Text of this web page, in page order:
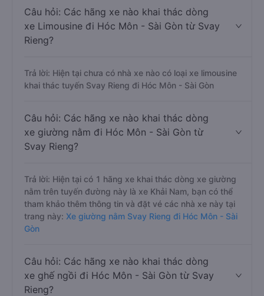
Câu hỏi: Các hãng xe nào khai thác dòng
xe Limousine đi Hóc Môn - Sài Gòn từ Svay
Rieng?
Trả lời: Hiện tại chưa có nhà xe nào có loại xe limousine
khai thác tuyến Svay Rieng đi Hóc Môn - Sài Gòn
Câu hỏi: Các hãng xe nào khai thác dòng
xe giường nằm đi Hóc Môn - Sài Gòn từ
Svay Rieng?
Trả lời: Hiện tại có 1 hãng xe khai thác dòng xe giường
nằm trên tuyến đường này là xe Khải Nam, bạn có thể
tham khảo thêm thông tin và đặt vé các nhà xe này tại
trang này: Xe giường nằm Svay Rieng đi Hóc Môn - Sài
Gòn
Câu hỏi: Các hãng xe nào khai thác dòng
xe ghế ngồi đi Hóc Môn - Sài Gòn từ Svay
Rieng?